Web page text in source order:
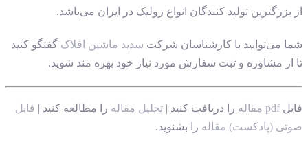
از بزرگترین تولید کنندگان انواع رولیک در ایران می‌باشد.
شما می‌توانید با کارشناسان شرکت سدید ماشین افلاک گفتگو کنید
تا از مشاوره و ثبت سفارش مورد نیاز خود بهره مند شوید.
فایل pdf مقاله را دریافت کنید | تحلیل مقاله را مطالعه کنید | فایل
صوتی (پادکست) مقاله را بشنوید.